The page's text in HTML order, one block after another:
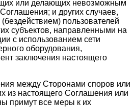
или делающих невозможным
и других случаев,
пользователей
субъектов, направленными на
с использованием сети
оборудования,
заключения настоящего
между Сторонами споров или
из настоящего Соглашения или
примут все меры к их